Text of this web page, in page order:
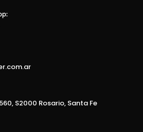
S2000 Rosario, Santa Fe